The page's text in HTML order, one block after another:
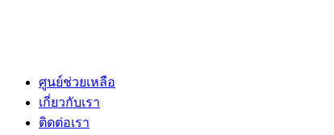
ศูนย์ช่วยเหลือ
เกี่ยวกับเรา
ติดต่อเรา